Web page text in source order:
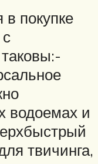
покупке
водоемах и
твичинга,